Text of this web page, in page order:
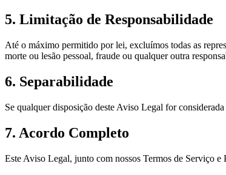
5. Limitação de Responsabilidade
Até o máximo permitido por lei, excluímos todas as
morte ou lesão pessoal, fraude ou qualquer outra
6. Separabilidade
Se qualquer disposição deste Aviso Legal for
7. Acordo Completo
Este Aviso Legal, junto com nossos Termos de Serviço